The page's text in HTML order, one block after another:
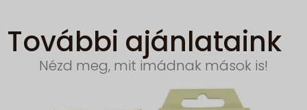
További ajánlataink
Nézd meg, mit imádnak mások is!